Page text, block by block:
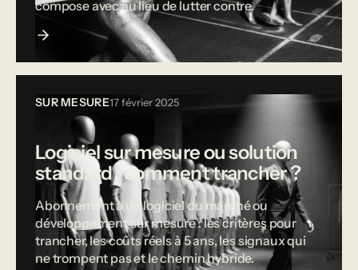
compose avec au lieu de lutter contre.
SUR MESURE17 février 2025
Logiciel sur mesure ou solution
standard : comment trancher ?
Abonnement à un logiciel du marché ou
développement sur mesure : les critères pour
trancher, les coûts réels à 5 ans, les signaux qui
ne trompent pas et le chemin hybride.